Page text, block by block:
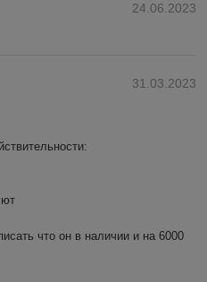
24.06.2023
31.03.2023
что он в наличии и на 6000